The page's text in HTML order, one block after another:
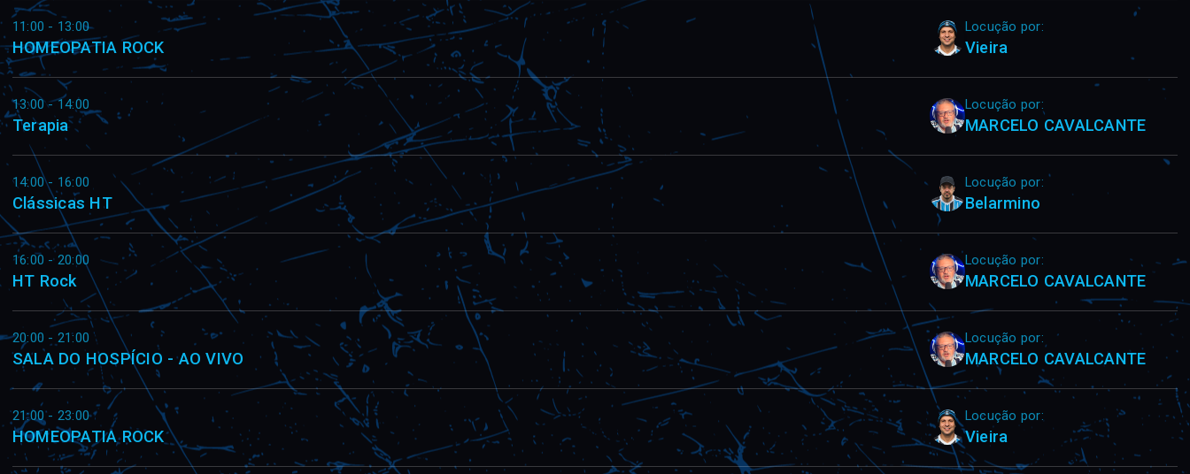
11:00 - 13:00
HOMEOPATIA ROCK
Locução por:
Vieira
13:00 - 14:00
Terapia
Locução por:
MARCELO CAVALCANTE
14:00 - 16:00
Clássicas HT
Locução por:
Belarmino
16:00 - 20:00
HT Rock
Locução por:
MARCELO CAVALCANTE
20:00 - 21:00
SALA DO HOSPÍCIO - AO VIVO
Locução por:
MARCELO CAVALCANTE
21:00 - 23:00
HOMEOPATIA ROCK
Locução por:
Vieira